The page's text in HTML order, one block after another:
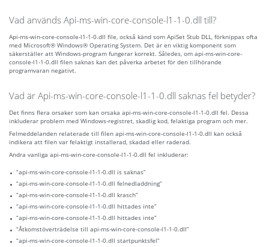
Vad används Api-ms-win-core-console-l1-1-0.dll till?
Api-ms-win-core-console-l1-1-0.dll file, också känd som ApiSet Stub DLL, förknippas ofta
med Microsoft® Windows® Operating System. Det är en viktig komponent som
säkerställer att Windows-program fungerar korrekt. Således, om api-ms-win-core-
console-l1-1-0.dll filen saknas kan det påverka arbetet för den tillhörande
programvaran negativt.
Vad är Api-ms-win-core-console-l1-1-0.dll saknas fel betyder?
Det finns flera orsaker som kan orsaka api-ms-win-core-console-l1-1-0.dll fel. Dessa
inkluderar problem med Windows-registret, skadlig kod, felaktiga program och mer.
Felmeddelanden relaterade till filen api-ms-win-core-console-l1-1-0.dll kan också
indikera att filen var felaktigt installerad, skadad eller raderad.
Andra vanliga api-ms-win-core-console-l1-1-0.dll fel inkluderar:
“api-ms-win-core-console-l1-1-0.dll is saknas”
“api-ms-win-core-console-l1-1-0.dll felnedladdning”
“api-ms-win-core-console-l1-1-0.dll krasch”
“api-ms-win-core-console-l1-1-0.dll hittades inte”
“api-ms-win-core-console-l1-1-0.dll hittades inte”
“Åtkomstöverträdelse till api-ms-win-core-console-l1-1-0.dll”
“api-ms-win-core-console-l1-1-0.dll startpunktsfel”